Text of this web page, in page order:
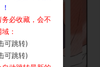
必收藏，会不
：
可跳转)
可跳转)